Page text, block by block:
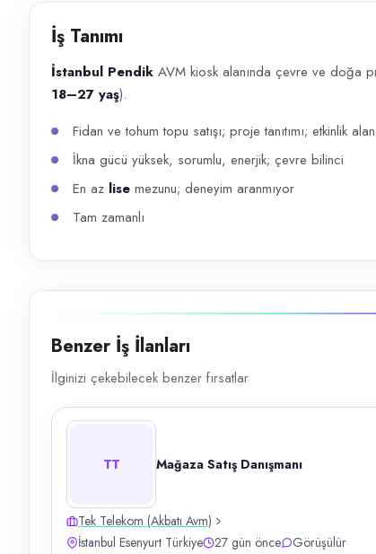
Başvuru kanalları
WhatsApp, Telefon
İlan açıklaması
İstanbul Pendik AVM kiosk alanında çevre ve doğa projesi için
İş Tanımı
İstanbul Pendik AVM kiosk alanında çevre ve doğa
18–27 yaş).
Fidan ve tohum topu satışı; proje tanıtımı; etkinlik
İkna gücü yüksek, sorumlu, enerjik; çevre bilinci
En az lise mezunu; deneyim aranmıyor
Tam zamanlı
Benzer İş İlanları
İlginizi çekebilecek benzer fırsatlar
TT Mağaza Satış Danışmanı
Tek Telekom (Akbatı Avm)
İstanbul Esenyurt Türkiye
27 gün önce Görüşülür